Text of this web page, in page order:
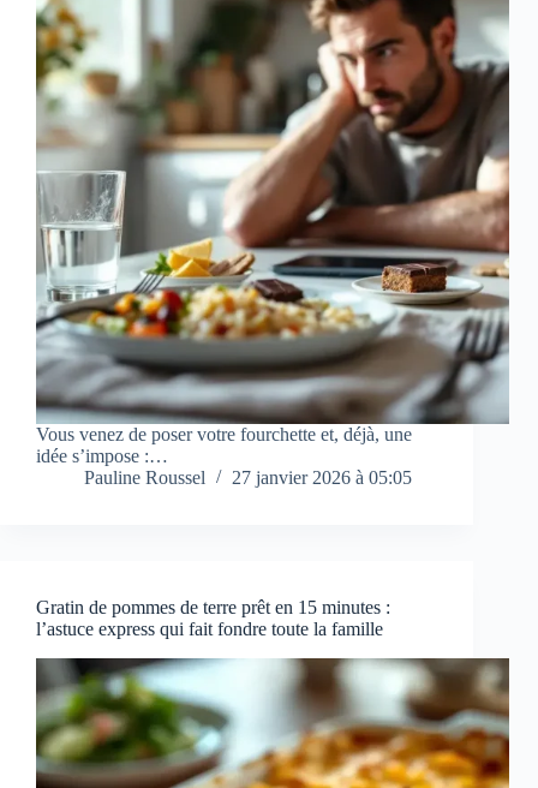
Vous venez de poser votre fourchette et, déjà, une
idée s’impose :…
Pauline Roussel
27 janvier 2026 à 05:05
Gratin de pommes de terre prêt en 15 minutes :
l’astuce express qui fait fondre toute la famille